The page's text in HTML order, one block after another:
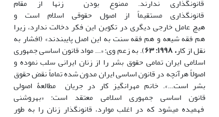
قانون‏گذاری ندارند. ممنوع ‏بودن زن‏ها از مقام
قانون‏گذاری مستقیماً از اصول حقوقی اسلام است و
هیچ عامل خارجی دیگری در تکوین این فکر دخالت ندارد، زیرا
هم فقه شیعه و هم فقه سنت به این اصل پایبندند» (افشار به
نقل از کار، ۱۹۹۸: ۶۳
). به زعم وی: «... مواد قانون اساسی جمهوری
اسلامی ایران تمامی حقوق بشر را از زنان ایرانی سلب نموده و
اصولاً هرآنچه در قانون اساسی ایران مدون شده تماماً نقض حقوق
بشر است...». خانم مهرانگیز کار در جریان مطالعۀ اصولی
قانون اساسی جمهوری اسلامی معتقد است: «به‏روشنی
فهمیده می‏شود که در اغلب موارد، قانون‏گذار زنان را به طور